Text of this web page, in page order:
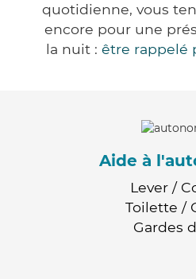
quotidienne, vous
encore pour une
la nuit : être rappelé
Aide à
Lever /
Toilette /
Gardes